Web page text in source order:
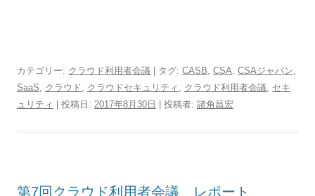
カテゴリー: クラウド利用者会議 | タグ: CASB CSA CSAジャパン
SaaS
クラウド クラウドセキュリティ クラウド利用者会議
セキ
ュリティ | 投稿日: 2017年8月30日 | 投稿者: 諸角昌宏
第7回クラウド利用者会議 レポート